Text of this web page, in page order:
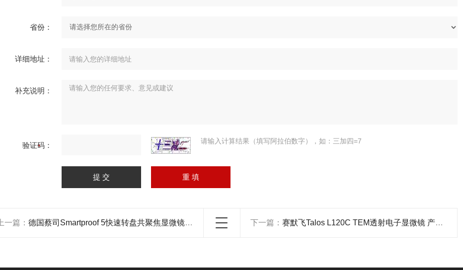
省份：
详细地址：
补充说明：
验证码： 请输入计算结果（填写阿拉伯数字），如：三加四=7
上一篇： 德国蔡司Smartproof 5快速转盘共聚焦显微镜 *售后服务保障 下一篇：赛默飞Talos L120C TEM透射电子显微镜 产品关键词:赛默飞talos120